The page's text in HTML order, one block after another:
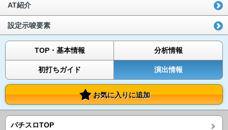
AT紹介
設定示唆要素
TOP・基本情報 分析情報
初打ちガイド 演出情報
お気に入りに追加
パチスロTOP